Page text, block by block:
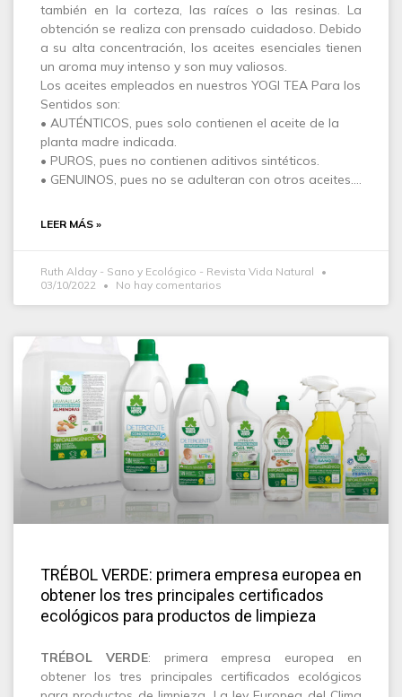
también en la corteza, las raíces o las resinas. La
obtención se realiza con prensado cuidadoso. Debido
a su alta concentración, los aceites esenciales tienen
un aroma muy intenso y son muy valiosos.
Los aceites empleados en nuestros YOGI TEA Para los
Sentidos son:
• AUTÉNTICOS, pues solo contienen el aceite de la
planta madre indicada.
• PUROS, pues no contienen aditivos sintéticos.
• GENUINOS, pues no se adulteran con otros aceites.…
LEER MÁS »
Ruth Alday - Sano y Ecológico - Revista Vida Natural
03/10/2022
No hay comentarios
TRÉBOL VERDE: primera empresa europea en
obtener los tres principales certificados
ecológicos para productos de limpieza
TRÉBOL VERDE: primera empresa europea en
obtener los tres principales certificados ecológicos